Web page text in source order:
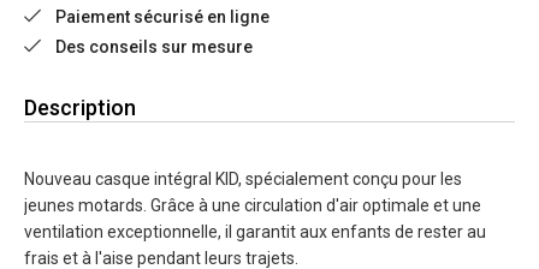
Paiement sécurisé en ligne
Des conseils sur mesure
Description
Nouveau casque intégral KID, spécialement conçu pour les
jeunes motards. Grâce à une circulation d'air optimale et une
ventilation exceptionnelle, il garantit aux enfants de rester au
frais et à l'aise pendant leurs trajets.